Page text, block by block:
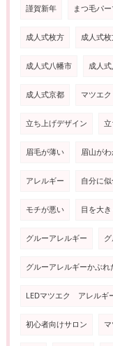
謹賀新年 まつ毛パ
成人式枚方 成人式
成人式八幡市 成人
成人式京都 マツエ
立ち上げデザイン 立
眉毛が薄い 眉山が
アレルギー 自分に似
モチが悪い 目を大
グルーアレルギー
グルーアレルギーかぶれ
LEDマツエク アレルギ
初心者向けサロン